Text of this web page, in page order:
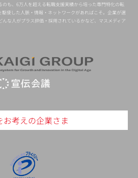
のも、6万人を超える転職支援実績から培った専門特化の転
使した人脈・情報・ネットワークがあればこそ。企業が選
な人がプラス評価・採用されているかなど、マスメディア
お考えの企業さま